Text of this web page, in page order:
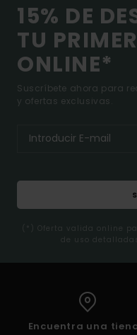
15% DE
TU
ONLINE*
Suscríbete ahora para
y ofertas exclusivas.
(*) Oferta valida online
de uso
Encuentra una